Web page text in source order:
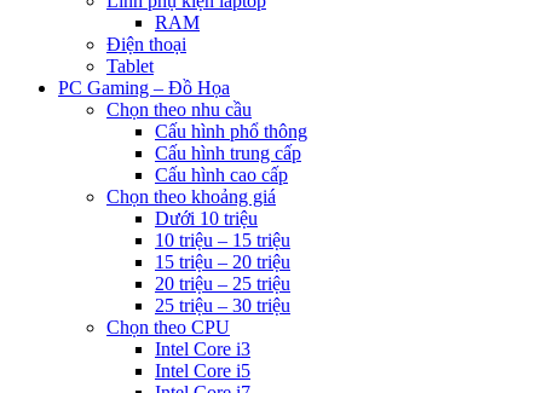
RAM
Điện thoại
Tablet
PC Gaming – Đồ Họa
Chọn theo nhu cầu
Cấu hình phổ thông
Cấu hình trung cấp
Cấu hình cao cấp
Chọn theo khoảng giá
Dưới 10 triệu
10 triệu – 15 triệu
15 triệu – 20 triệu
20 triệu – 25 triệu
25 triệu – 30 triệu
Chọn theo CPU
Intel Core i3
Intel Core i5